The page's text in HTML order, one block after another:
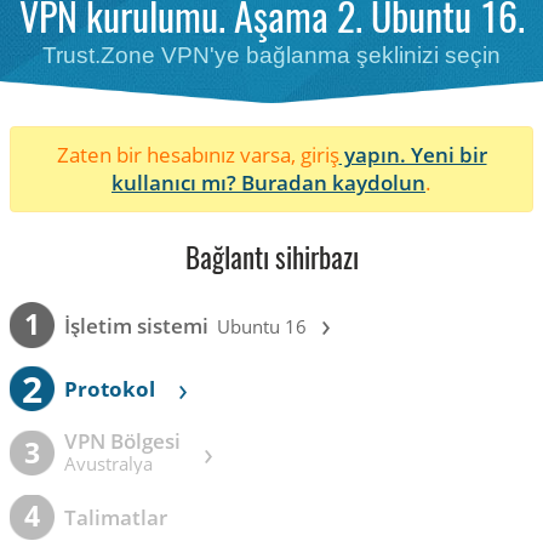
VPN kurulumu. Aşama 2. Ubuntu 16.
Trust.Zone VPN'ye bağlanma şeklinizi seçin
Zaten bir hesabınız varsa, girişyapın. Yeni bir
kullanıcı mı? Buradan kaydolun.
Bağlantı sihirbazı
1 İşletim sistemi Ubuntu 16 ›
2 Protokol ›
3 VPN Bölgesi
Avustralya ›
4 Talimatlar